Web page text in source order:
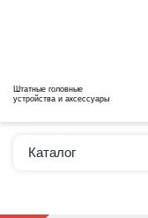
Штатные головные
устройства и аксессуары
Каталог